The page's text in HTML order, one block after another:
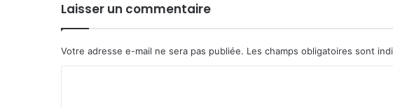
Laisser un commentaire
Votre adresse e-mail ne sera pas publiée. Les champs obligatoires sont